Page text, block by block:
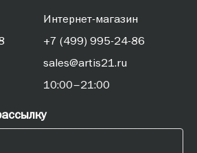
Интернет-магазин
+7 (499) 995-24-86
sales@artis21.ru
10:00–21:00